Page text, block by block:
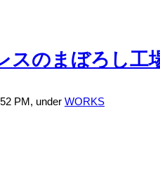
スのまぼろし工
PM, under WORKS